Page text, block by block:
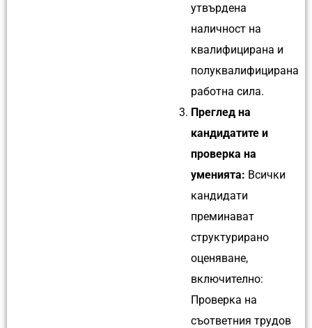
утвърдена
наличност на
квалифицирана и
полуквалифицирана
работна сила.
Преглед на
кандидатите и
проверка на
уменията: Всички
кандидати
преминават
структурирано
оценяване,
включително:
Проверка на
съответния трудов